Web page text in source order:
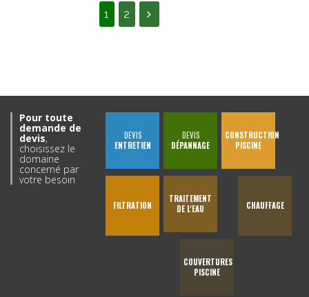
1 2
Pour toute
demande de
devis,
choisissez le
domaine
concerné par
votre besoin
DEVIS
ENTRETIEN
DEVIS
DÉPANNAGE
CONSTRUCTION
PISCINE
FILTRATION
TRAITEMENT
DE L'EAU
CHAUFFAGE
COUVERTURES
PISCINE